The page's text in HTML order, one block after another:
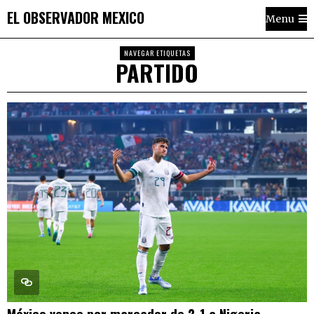
EL OBSERVADOR MEXICO Menu
NAVEGAR ETIQUETAS
PARTIDO